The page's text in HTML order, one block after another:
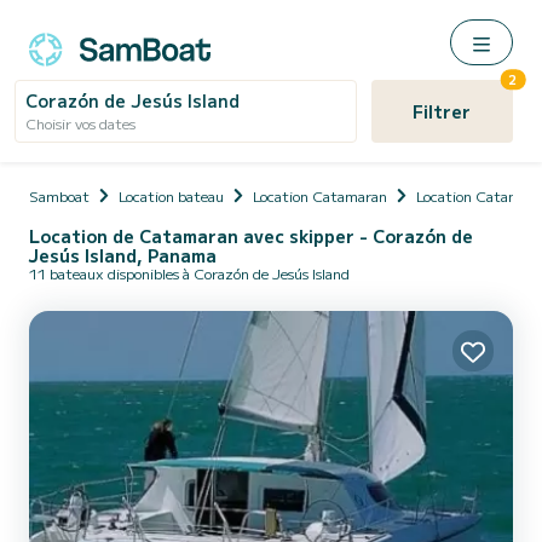
Corazón de Jesús Island
Choisir vos dates Filtrer
2
Samboat Location bateau Location Catamaran Location
Location de Catamaran avec skipper - Corazón de
Jesús Island, Panama
11 bateaux disponibles à Corazón de Jesús Island